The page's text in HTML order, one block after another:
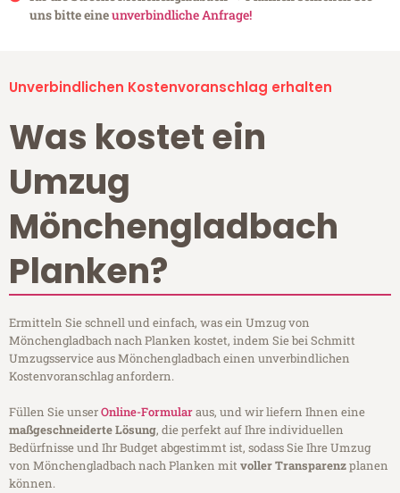
uns bitte eineunverbindliche Anfrage!
Unverbindlichen Kostenvoranschlag erhalten
Was kostet ein
Umzug
Mönchengladbach
Planken?
Ermitteln Sie schnell und einfach, was ein Umzug von
Mönchengladbach nach Planken kostet, indem Sie bei Schmitt
Umzugsservice aus Mönchengladbach einen unverbindlichen
Kostenvoranschlag anfordern.
Füllen Sie unserOnline-Formularaus, und wir liefern Ihnen eine
maßgeschneiderte Lösung, die perfekt auf Ihre individuellen
Bedürfnisse und Ihr Budget abgestimmt ist, sodass Sie Ihre Umzug
von Mönchengladbach nach Planken mitvoller Transparenzplanen
können.